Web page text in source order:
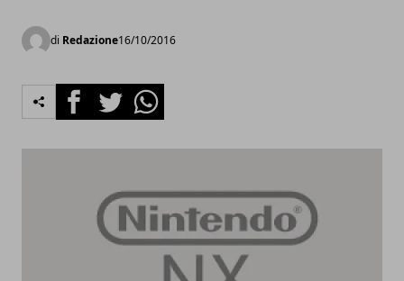
di Redazione16/10/2016
FacebookTwitterWhatsapp